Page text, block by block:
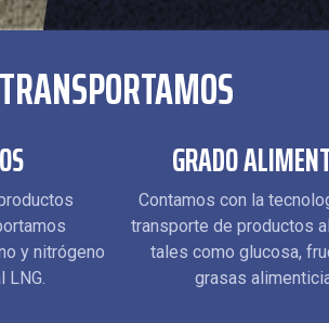
TRANSPORTAMOS
y nitrógeno
LNG.
GRADO
Contamos con la
transporte de productos
tales como glucosa,
grasas